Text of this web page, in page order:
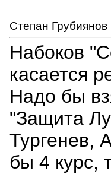
Степан Грубиянов
Набоков
касается
Надо бы
"Защита
Тургенев,
бы 4 курс,